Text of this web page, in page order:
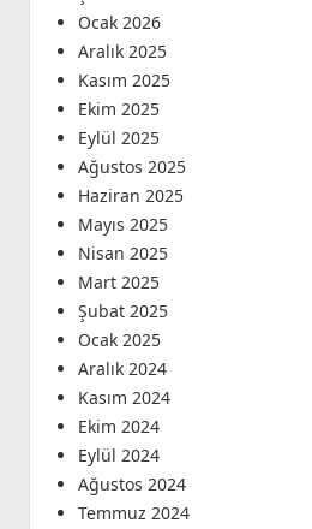
Ocak 2026
Aralık 2025
Kasım 2025
Ekim 2025
Eylül 2025
Ağustos 2025
Haziran 2025
Mayıs 2025
Nisan 2025
Mart 2025
Şubat 2025
Ocak 2025
Aralık 2024
Kasım 2024
Ekim 2024
Eylül 2024
Ağustos 2024
Temmuz 2024